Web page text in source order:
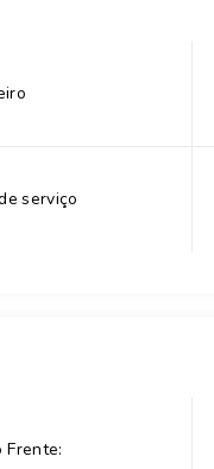
serviço
Frente: